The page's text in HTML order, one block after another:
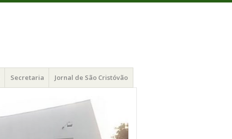
Secretaria Jornal de São Cristóvão